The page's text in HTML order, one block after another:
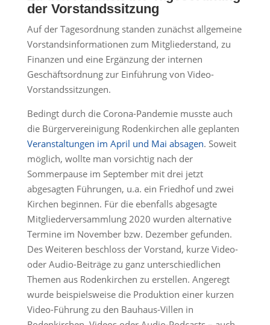
der Vorstandssitzung
Auf der Tagesordnung standen zunächst allgemeine
Vorstandsinformationen zum Mitgliederstand, zu
Finanzen und eine Ergänzung der internen
Geschäftsordnung zur Einführung von Video-
Vorstandssitzungen.
Bedingt durch die Corona-Pandemie musste auch
die Bürgervereinigung Rodenkirchen alle geplanten
Veranstaltungen im April und Mai absagen. Soweit
möglich, wollte man vorsichtig nach der
Sommerpause im September mit drei jetzt
abgesagten Führungen, u.a. ein Friedhof und zwei
Kirchen beginnen. Für die ebenfalls abgesagte
Mitgliederversammlung 2020 wurden alternative
Termine im November bzw. Dezember gefunden.
Des Weiteren beschloss der Vorstand, kurze Video-
oder Audio-Beiträge zu ganz unterschiedlichen
Themen aus Rodenkirchen zu erstellen. Angeregt
wurde beispielsweise die Produktion einer kurzen
Video-Führung zu den Bauhaus-Villen in